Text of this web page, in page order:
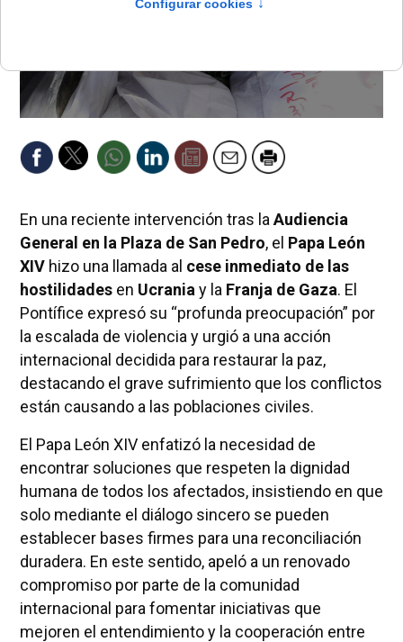
En una reciente intervención tras la Audiencia
General en la Plaza de San Pedro, el Papa León
XIVhizo una llamada al cese inmediato de las
hostilidadesen Ucrania y la Franja de Gaza. El
Pontífice expresó su “profunda preocupación” por
la escalada de violencia y urgió a una acción
internacional decidida para restaurar la paz,
destacando el grave sufrimiento que los conflictos
están causando a las poblaciones civiles.
El Papa León XIV enfatizó la necesidad de
encontrar soluciones que respeten la dignidad
humana de todos los afectados, insistiendo en que
solo mediante el diálogo sincero se pueden
establecer bases firmes para una reconciliación
duradera. En este sentido, apeló a un renovado
compromiso por parte de la comunidad
internacional para fomentar iniciativas que
mejoren el entendimiento y la cooperación entre